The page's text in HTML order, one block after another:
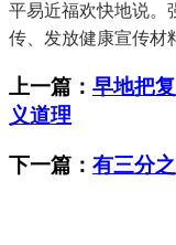
平易近福欢快地说。
传、发放健康宣传材
上一篇： 早地把
义道理
下一篇： 有三分